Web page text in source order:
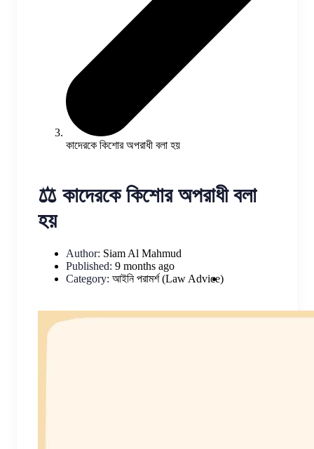
কাদেরকে কিশোর অপরাধী বলা হয়
⚖️ কাদেরকে কিশোর অপরাধী বলা
হয়
Author: Siam Al Mahmud
Published: 9 months ago
Category: আইনি পরামর্শ (Law Advice)